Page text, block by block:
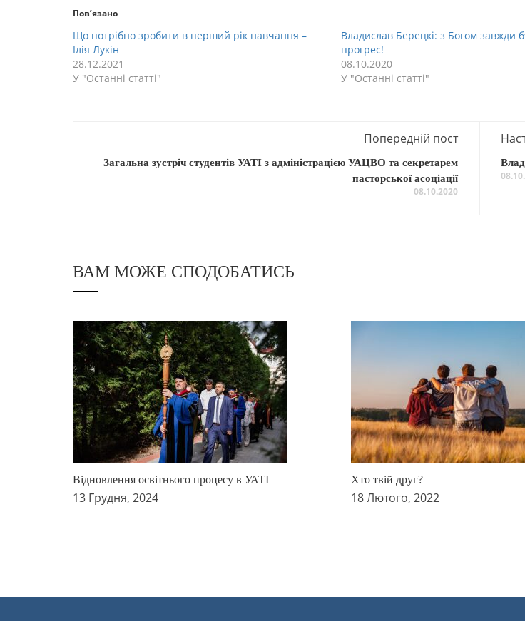
Пов’язано
Що потрібно зробити в перший рік навчання –
Ілія Лукін
28.12.2021
У "Останнi статтi"
Владислав Берецкі: з Богом завжди
прогрес!
08.10.2020
У "Останнi статтi"
Попередній пост
Загальна зустріч студентів УАТІ з адміністрацією УАЦВО та секретарем
пасторської асоціації
08.10.2020
ВАМ МОЖЕ СПОДОБАТИСЬ
Відновлення освітнього процесу в УАТІ
13 Грудня, 2024
Хто твій друг?
18 Лютого, 2022